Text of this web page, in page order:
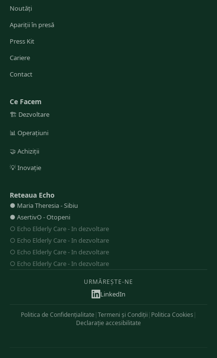
Noutăți
Apariții în presă
Press Kit
Cariere
Contact
Ce Facem
🏗️ Dezvoltare
📊 Operațiuni
🤝 Achiziții
💡Inovație
Reteaua Echo
● Maria Theresia-Sibiu
● AsertivO-Otopeni
○ Echo Elderly Care-In dezvoltare
○ Echo Elderly Care-In dezvoltare
○ Echo Elderly Care-In dezvoltare
○ Echo Elderly Care-In dezvoltare
URMĂREȘTE-NE
LinkedIn
Politica de Confidențialitate |Termeni și Condiții | Politica Cookies |
Declarație accesibilitate